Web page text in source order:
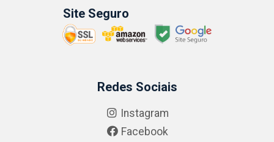
Site Seguro
Redes Sociais
Instagram
Facebook